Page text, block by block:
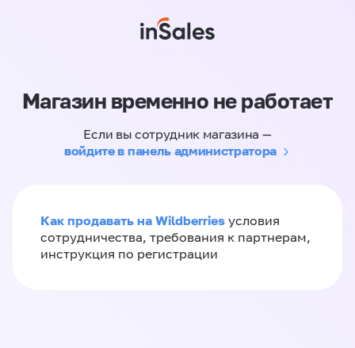
Магазин временно не работает
Если вы сотрудник магазина —
войдите в панель администратора
Как продавать на Wildberries условия
сотрудничества, требования к партнерам,
инструкция по регистрации